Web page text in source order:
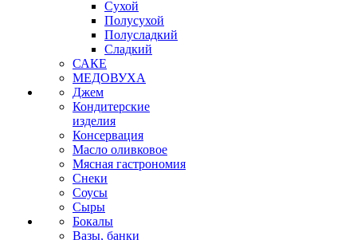
Сухой
Полусухой
Полусладкий
Сладкий
САКЕ
МЕДОВУХА
Джем
Кондитерские
изделия
Консервация
Масло оливковое
Мясная гастрономия
Снеки
Соусы
Сыры
Бокалы
Вазы, банки